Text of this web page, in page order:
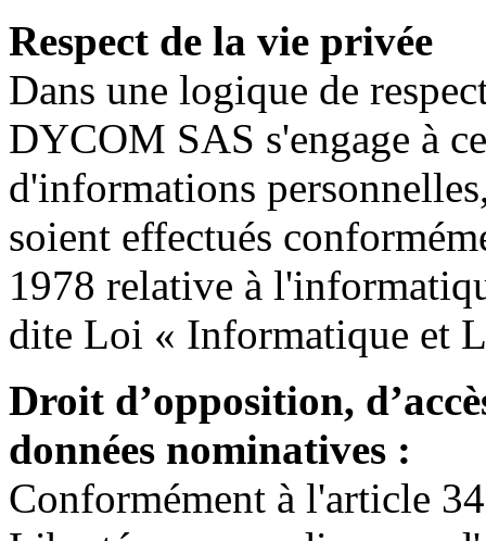
Respect de la vie privée
Dans une logique de
DYCOM SAS s'engage à
d'informations
soient effectués
1978 relative à
dite Loi « Informatique et
Droit d’opposition,
données nominatives :
Conformément à l'article